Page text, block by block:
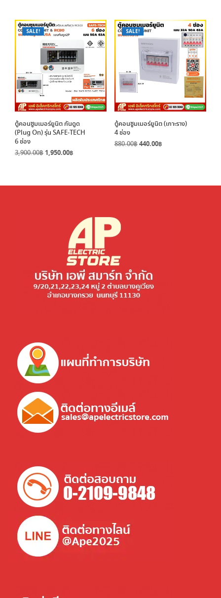
4,650.00฿.2,325.00฿.
SALE!
ตู้คอนซูมเมอร์ยูนิต กันดูด
(Plug On) รุ่น SAFE-TECH
6 ช่อง
3,900.00฿ Original
1,950.00฿
SALE!
ตู้คอนซูมเมอร์ยูนิต (เกาะราง)
4 ช่อง
880.00฿Original
440.00฿Current